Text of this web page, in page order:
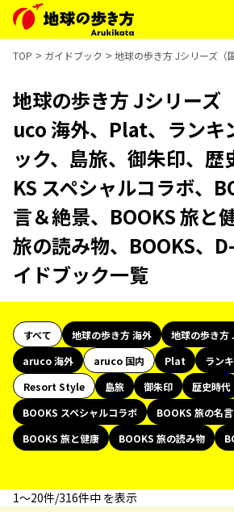
TOP ガイドブック 地球の歩き方 Jシリーズ（
地球の歩き方 Jシリーズ
uco 海外、Plat、ランキ
ック、島旅、御朱印、歴
KS スペシャルコラボ、
言＆絶景、BOOKS 旅と
旅の読み物、BOOKS、
イドブック一覧
すべて 地球の歩き方 海外
地球の歩き方
aruco 海外
aruco 国内 Plat
ラン
Resort Style
島旅 御朱印 歴史時代
BOOKS スペシャルコラボ
BOOKS 旅の名
BOOKS 旅と健康
BOOKS 旅の読み物
1〜20件/316件中 を表示